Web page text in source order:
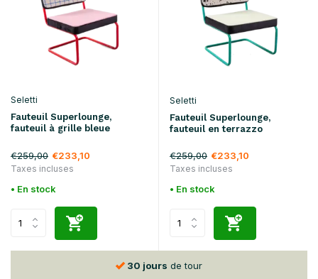
Seletti
Fauteuil Superlounge,
fauteuil à grille bleue
€259,00 €233,10
Taxes incluses
• En stock
Seletti
Fauteuil Superlounge,
fauteuil en terrazzo
€259,00 €233,10
Taxes incluses
• En stock
30 jours de tour